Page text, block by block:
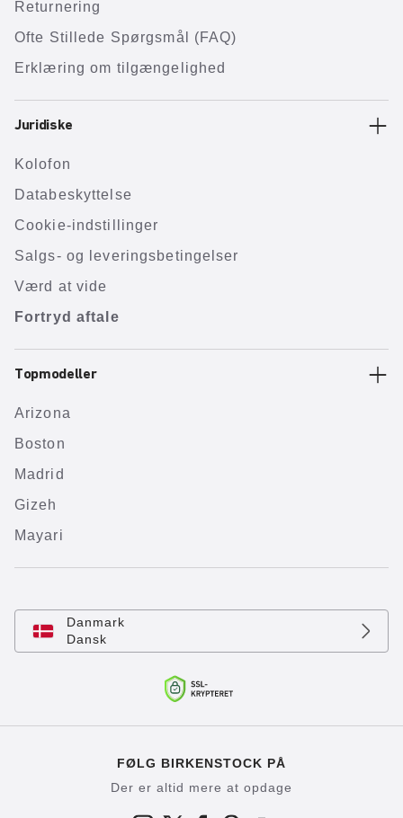
Returnering
Ofte Stillede Spørgsmål (FAQ)
Erklæring om tilgængelighed
Juridiske
Kolofon
Databeskyttelse
Cookie-indstillinger
Salgs- og leveringsbetingelser
Værd at vide
Fortryd aftale
Topmodeller
Arizona
Boston
Madrid
Gizeh
Mayari
Danmark
Dansk
FØLG BIRKENSTOCK PÅ
Der er altid mere at opdage